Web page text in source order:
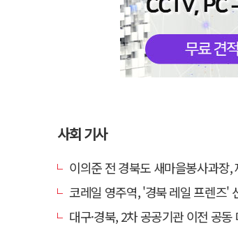
사회 기사
이의준 전 경북도 새마을봉사과장, 제
코레일 영주역, '경북 레일 프렌즈' 선정…철도
대구·경북, 2차 공공기관 이전 공동